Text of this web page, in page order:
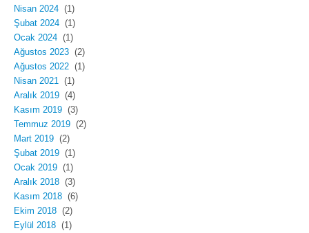
Nisan 2024 (1)
Şubat 2024 (1)
Ocak 2024 (1)
Ağustos 2023 (2)
Ağustos 2022 (1)
Nisan 2021
(1)
Aralık 2019 (4)
Kasım 2019 (3)
Temmuz 2019 (2)
Mart 2019 (2)
Şubat 2019 (1)
Ocak 2019 (1)
Aralık 2018 (3)
Kasım 2018 (6)
Ekim 2018 (2)
Eylül 2018 (1)